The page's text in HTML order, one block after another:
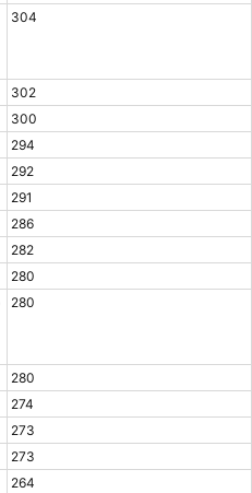
304
302
300
294
292
291
286
282
280
280
280
274
273
273
264